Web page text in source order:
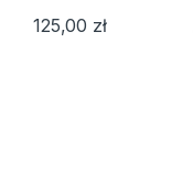
125,00 zł